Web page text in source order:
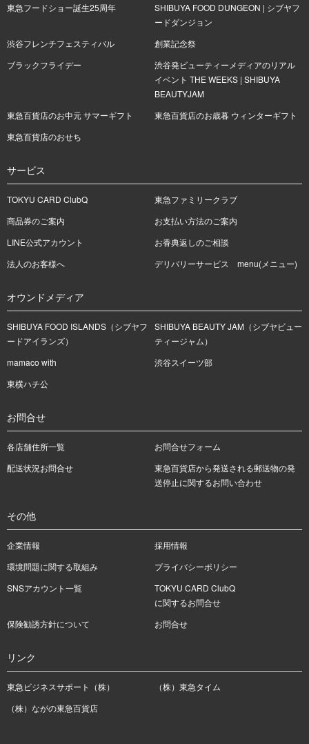
東急フードショー誕生25周年
SHIBUYA FOOD DUNGEON | シブヤフ
ードダンジョン
渋谷フレンチフェスティバル
創業記念祭
ブラックフライデー
渋谷発ビューティーメディアのリアル
イベント THE WEEKS | SHIBUYA
BEAUTYJAM
東急百貨店のお中元 サマーギフト
東急百貨店のお歳暮 ウィンターギフト
東急百貨店のおせち
サービス
TOKYU CARD ClubQ
東急ファミリークラブ
商品券のご案内
お支払い方法のご案内
LINE公式アカウント
お香典返しのご相談
法人のお客様へ
デリバリーサービス menu(メニュー)
オウンドメディア
SHIBUYA FOOD ISLANDS（シブヤフ
ードアイランズ）
SHIBUYA BEAUTY JAM（シブヤビュー
ティージャム）
mamaco with
渋谷スイーツ部
東横ハチ公
お問合せ
各店舗住所一覧
お問合せフォーム
配送状況お問合せ
東急百貨店から発送される郵送物の発
送停止に関するお問い合わせ
その他
企業情報
採用情報
環境問題に関する取組み
プライバシーポリシー
SNSアカウント一覧
TOKYU CARD ClubQ
に関するお問合せ
保険勧誘方針について
お問合せ
リンク
東急ビジネスサポート（株）
（株）東急タイム
（株）ながの東急百貨店